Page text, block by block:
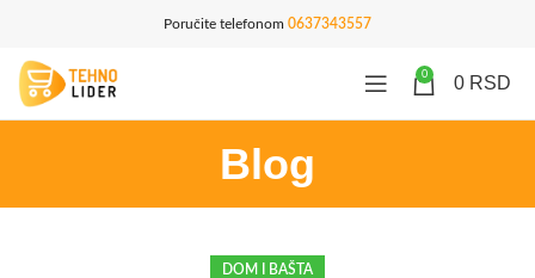
Poručite telefonom 0637343557
0 0 RSD
Blog
DOM I BAŠTA